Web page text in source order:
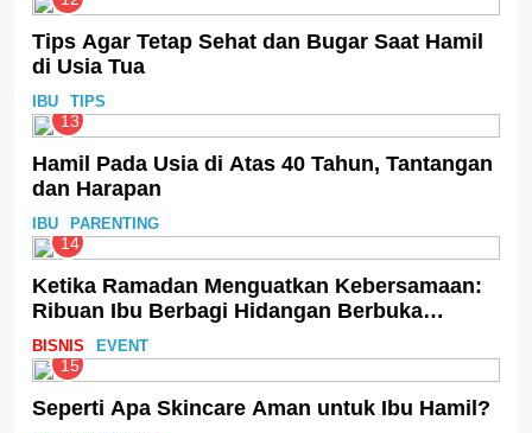
Tips Agar Tetap Sehat dan Bugar Saat Hamil
di Usia Tua
IBU TIPS
13
Hamil Pada Usia di Atas 40 Tahun, Tantangan
dan Harapan
IBU PARENTING
14
Ketika Ramadan Menguatkan Kebersamaan:
Ribuan Ibu Berbagi Hidangan Berbuka
melalui Program Teh Celup Sosro
BISNIS EVENT
15
Seperti Apa Skincare Aman untuk Ibu Hamil?